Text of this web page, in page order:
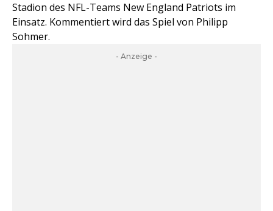
Stadion des NFL-Teams New England Patriots im
Einsatz. Kommentiert wird das Spiel von Philipp
Sohmer.
- Anzeige -